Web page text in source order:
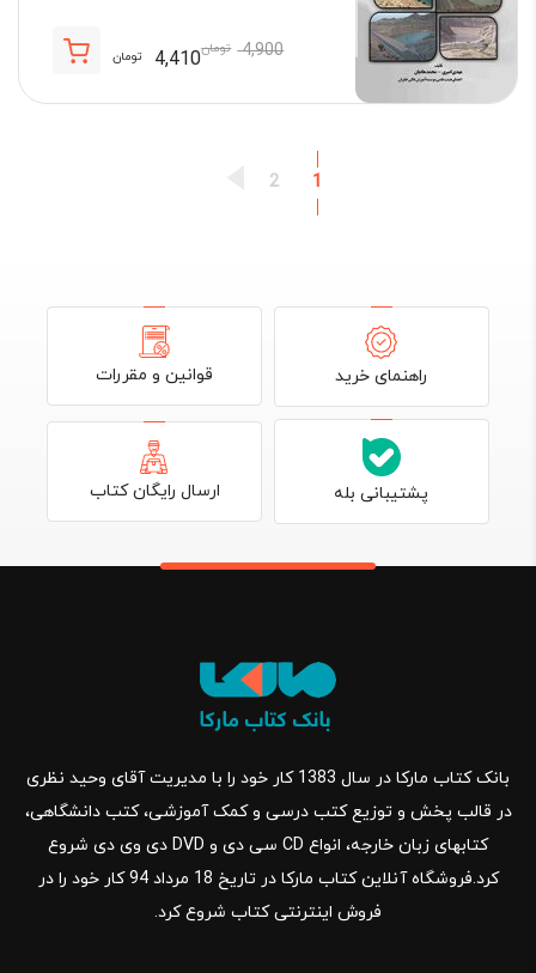
4,900 تومان
اصلی:
4,410 تومان
فعلی:
1
2
راهنمای خرید قوانین و مقررات
پشتیبانی بله ارسال رایگان کتاب
بانک کتاب مارکا در سال 1383 کار خود را با مدیریت آقای وحید نظری
در قالب پخش و توزیع کتب درسی و کمک آموزشی، کتب دانشگاهی،
کتابهای زبان خارجه، انواع CD سی دی و DVD دی وی دی شروع
کرد.فروشگاه آنلاین کتاب مارکا در تاریخ 18 مرداد 94 کار خود را در
فروش اینترنتی کتاب شروع کرد.